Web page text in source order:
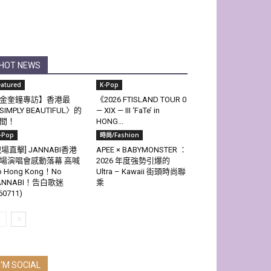
HOT NEWS
金奎鐘專訪】香港最
SIMPLY BEAUTIFUL〉的
！
K-Pop
《2026 FTISLAND TOUR 0
— XIX — III ‘FaTe’ in
HONG...
Pop
場直擊] JANNABI香港
演唱會感動落幕 高喊
Hong Kong！No
！告白歌迷
時尚/Fashion
APEE × BABYMONSTER ：
2026 年度強勢引爆的
Ultra – Kawaii 街頭時尚聯
乘
I'M SOCIAL